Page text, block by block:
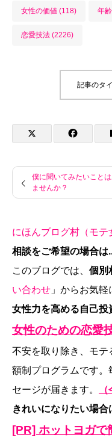
女性の価値 (118) 年
恋愛技法 (2226)
記事のタ
僕に聞いてみたいことは
ませんか？
にほんブログ村（モテ
相談をご希望の場合は
このブログでは、 個別
い合わせ 」からお気軽
女性力を高める自己投
女性のための恋愛
不安を取り除き、モテ
額制プログラムです。
セージが届きます。
きれいになりたい場合
[PR] ホットヨガで